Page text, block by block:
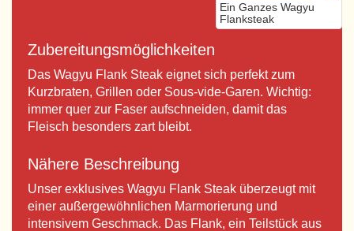
Ein Ganzes Wagyu
Flanksteak
Zubereitungsmöglichkeiten
Das Wagyu Flank Steak eignet sich perfekt zum
Kurzbraten, Grillen oder Sous-vide-Garen. Wichtig:
immer quer zur Faser aufschneiden, damit das
Fleisch besonders zart bleibt.
Nähere Beschreibung
Unser exklusives Wagyu Flank Steak überzeugt mit
einer außergewöhnlichen Marmorierung und
intensivem Geschmack. Das Flank, ein Teilstück aus